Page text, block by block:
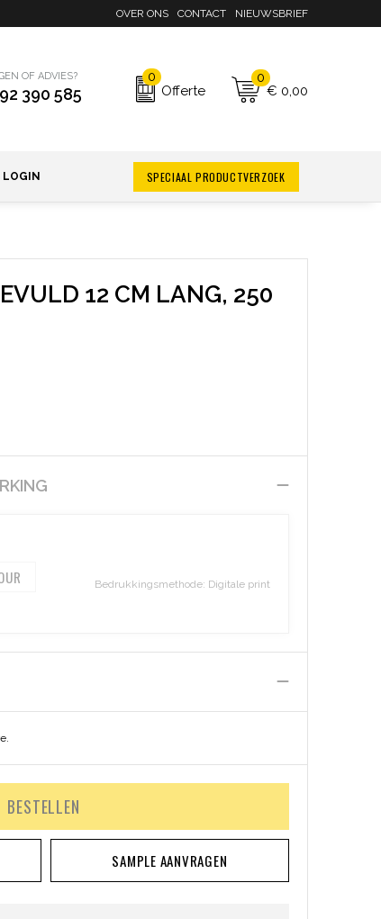
OVER ONS CONTACT NIEUWSBRIEF
OF ADVIES?
390 585
0
Offerte
0
€ 0,00
LOGIN SPECIAAL PRODUCTVERZOEK
12 CM LANG, 250
Bedrukkingsmethode: Digitale print
BESTELLEN
SAMPLE AANVRAGEN